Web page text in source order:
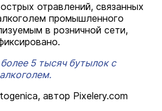
отравлений, связанных
промышленного
в розничной сети,
5 тысяч бутылок с
автор Pixelery.com